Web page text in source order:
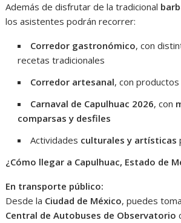
Además de disfrutar de la tradicional
los asistentes podrán recorrer:
Corredor gastronómico, con
recetas tradicionales
Corredor artesanal, con productos
Carnaval de Capulhuac 2026, con
comparsas y desfiles
Actividades culturales y artísticas
¿Cómo llegar a Capulhuac, Estado de
En transporte público:
Desde la Ciudad de México, puedes
Central de Autobuses de Observatorio